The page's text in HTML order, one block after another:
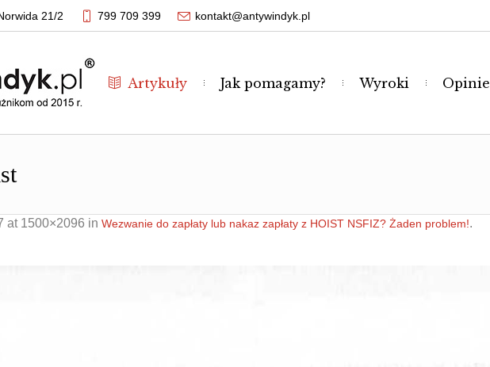
21/2 799 709 399 kontakt@antywindyk.pl
Artykuły Jak pomagamy? Wyroki Opinie
at 1500×2096 in Wezwanie do zapłaty lub nakaz zapłaty z HOIST NSFIZ? Żaden problem!.